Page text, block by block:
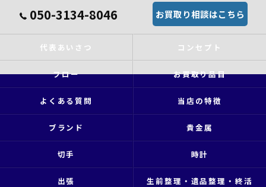
050-3134-8046 お買取り相談はこちら
代表あいさつ コンセプト
フロー お買取り品目
よくある質問 当店の特徴
ブランド 貴金属
切手 時計
出張 生前整理・遺品整理・終活